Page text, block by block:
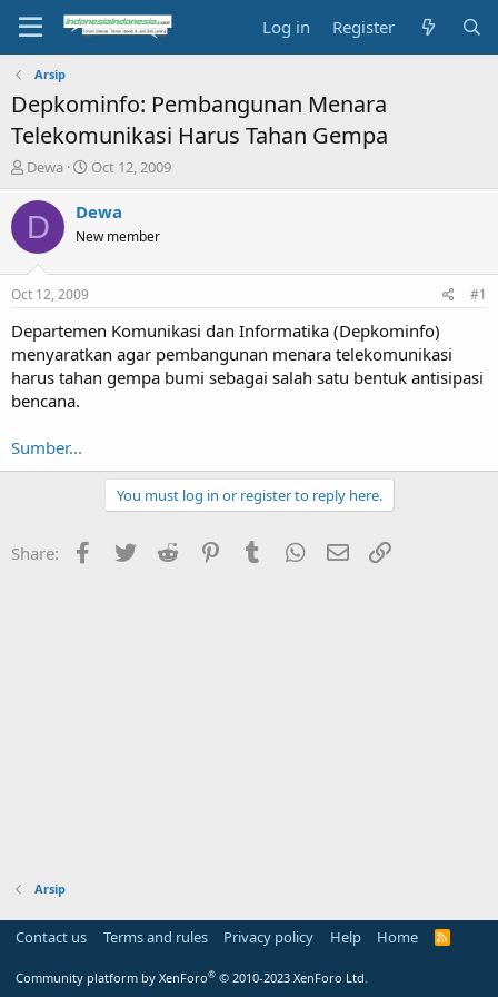
Log in Register
Arsip
Depkominfo: Pembangunan Menara
Telekomunikasi Harus Tahan Gempa
T
r
a
s
t
a
t
e
r
Dewa
S
a
t
e
Oct 12, 2009
D Dewa
New member
Oct 12, 2009 #1
Departemen Komunikasi dan Informatika (Depkominfo)
menyaratkan agar pembangunan menara telekomunikasi
harus tahan gempa bumi sebagai salah satu bentuk antisipasi
bencana.
Sumber...
You must log in or register to reply here.
Share: Facebook
Twitter Reddit PinterestTumblr WhatsApp
Email
Arsip
Contact us Terms and rules Privacy policy Help Home
R
Community platform by XenForo® © 2010-2023 XenForo Ltd.